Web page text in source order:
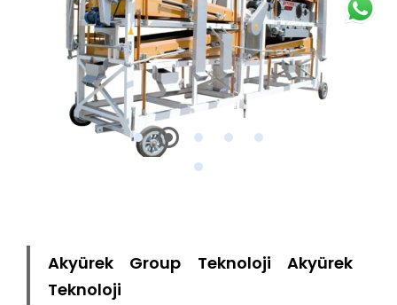
Akyürek Group Teknoloji Akyürek
Teknoloji